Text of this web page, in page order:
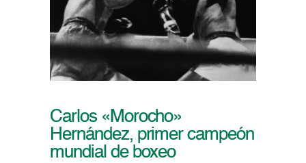
Carlos «Morocho»
Hernández, primer campeón
mundial de boxeo